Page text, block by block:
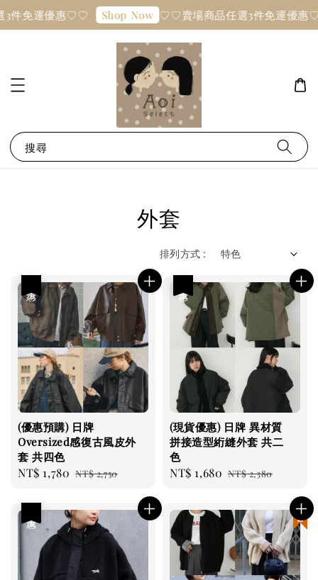
免運優惠♡♡ Shop Now ♡♡賣場商品任選3件免運優惠
搜尋
外套
排列方式 :
(優惠預購) 日牌
Oversized感復古風皮外
套 共四色
Sale
NT$ 1,780 Regular
NT$ 2,750
(現貨優惠) 日牌 異材質
拼接造型絎縫外套 共二
色
Sale
NT$ 1,680 Regular
NT$ 2,380